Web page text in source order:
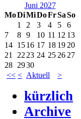
Juni 2027
MoDiMiDoFrSaSo
<< < Aktuell >
1 2 3 4 5
6
7
8 9 10 11 12 13
14 1516 17 18 19 20
21
22 23 24 25 26 27
28 2930
kürzlich
Archive